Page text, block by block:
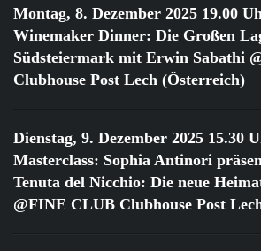
Montag, 8. Dezember 2025 19.00
Winemaker Dinner: Die Großen
Südsteiermark mit Erwin Sabathi
Clubhouse Post Lech (Österreich)
Dienstag, 9. Dezember 2025 15.30
Masterclass: Sophia Antinori
Tenuta del Nicchio: Die neue
@FINE CLUB Clubhouse Post